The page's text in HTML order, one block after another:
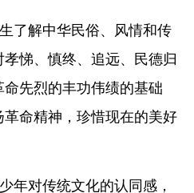
了解中华民俗、风情和传
悌、慎终、追远、民德归
先烈的丰功伟绩的基础
命精神，珍惜现在的美好
年对传统文化的认同感，